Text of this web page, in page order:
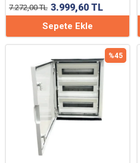
7.272,00TL 3.999,60 TL
Sepete Ekle
%45